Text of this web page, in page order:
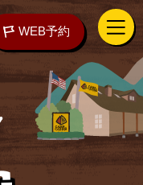
WEB予約
WEB予約